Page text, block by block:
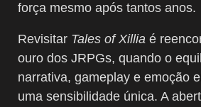
força mesmo após tantos anos.
Revisitar Tales of Xillia é
ouro dos JRPGs, quando o
narrativa, gameplay e emoção
uma sensibilidade única. A